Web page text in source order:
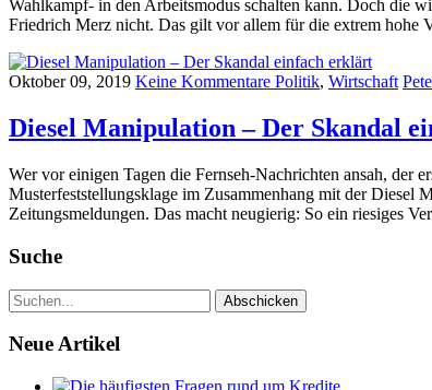
Wahlkampf- in den Arbeitsmodus schalten kann. Doch die
Friedrich Merz nicht. Das gilt vor allem für die extrem hohe
Oktober 09, 2019 Keine Kommentare Politik, Wirtschaft
Diesel Manipulation – Der Skandal
Wer vor einigen Tagen die Fernseh-Nachrichten ansah, der
Musterfeststellungsklage im Zusammenhang mit der Diesel
Zeitungsmeldungen. Das macht neugierig: So ein riesiges
Suche
Neue Artikel